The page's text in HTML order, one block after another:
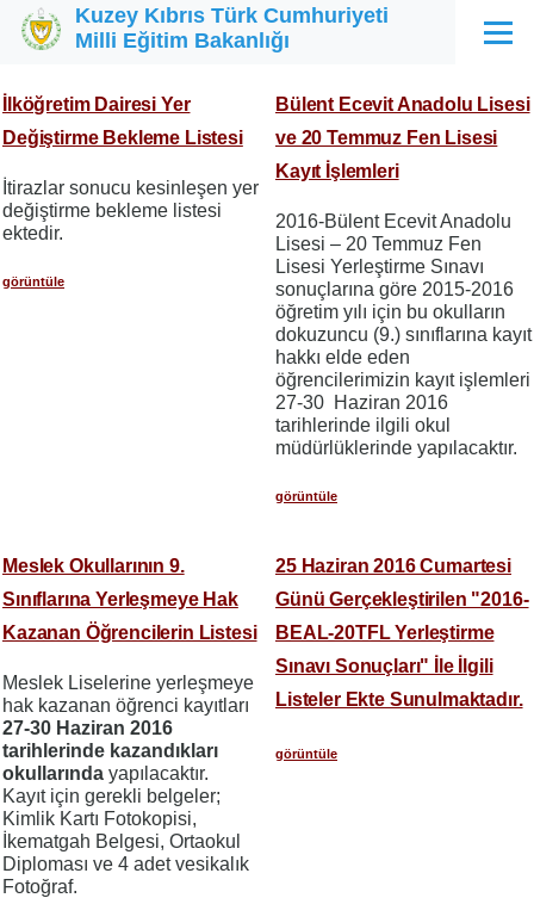
Ana içeriğe atla
Kuzey Kıbrıs Türk Cumhuriyeti
Milli Eğitim Bakanlığı
Menü
İlköğretim Dairesi Yer
Değiştirme Bekleme Listesi
İtirazlar sonucu kesinleşen yer
değiştirme bekleme listesi
ektedir.
görüntüle
Bülent Ecevit Anadolu Lisesi
ve 20 Temmuz Fen Lisesi
Kayıt İşlemleri
2016-Bülent Ecevit Anadolu
Lisesi – 20 Temmuz Fen
Lisesi Yerleştirme Sınavı
sonuçlarına göre 2015-2016
öğretim yılı için bu okulların
dokuzuncu (9.) sınıflarına kayıt
hakkı elde eden
öğrencilerimizin kayıt işlemleri
27-30 Haziran 2016
tarihlerinde ilgili okul
müdürlüklerinde yapılacaktır.
görüntüle
Meslek Okullarının 9.
Sınıflarına Yerleşmeye Hak
Kazanan Öğrencilerin Listesi
Meslek Liselerine yerleşmeye
hak kazanan öğrenci kayıtları
27-30 Haziran 2016
tarihlerinde kazandıkları
okullarında yapılacaktır.
Kayıt için gerekli belgeler;
Kimlik Kartı Fotokopisi,
İkematgah Belgesi, Ortaokul
Diploması ve 4 adet vesikalık
Fotoğraf.
25 Haziran 2016 Cumartesi
Günü Gerçekleştirilen "2016-
BEAL-20TFL Yerleştirme
Sınavı Sonuçları" İle İlgili
Listeler Ekte Sunulmaktadır.
görüntüle